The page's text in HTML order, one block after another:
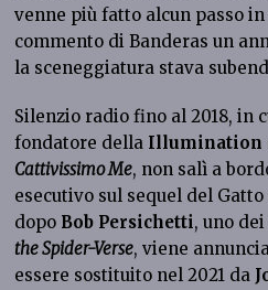
venne più fatto alcun passo
commento di Banderas un
la sceneggiatura stava
Silenzio radio fino al 2018, in
fondatore della Illumination
Cattivissimo Me, non salì a
esecutivo sul sequel del
dopo Bob Persichetti, uno
the Spider-Verse, viene
essere sostituito nel 2021 da